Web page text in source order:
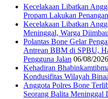
Kecelakaan Libatkan
Propam Lakukan
Kecelakaan Libatkan
Meninggal, Warga
Polantas Bone Gelar
Antrean BBM di SPBU,
Pengguna Jalan 06/08/2026
Kehadiran
Kondusifitas Wilayah
Anggota Polres Bone
Seorang Balita Meninggal